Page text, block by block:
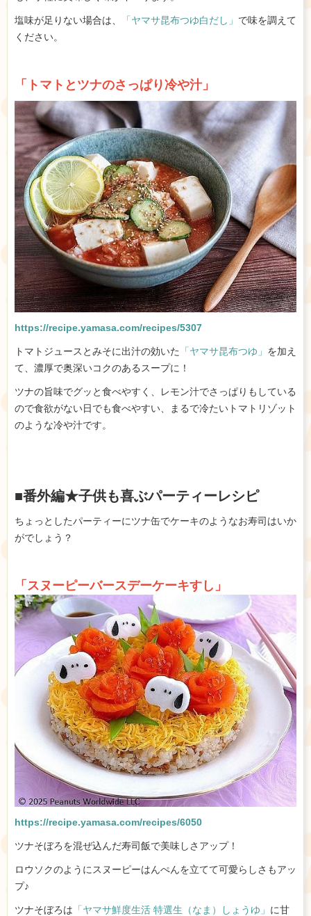
塩味が足りない場合は、 「ヤマサ昆布つゆ白だし」 で味を調えて
ください。
「トマトとツナのさっぱり冷や汁」
https://recipe.yamasa.com/recipes/5307
トマトジュースとみそに出汁の効いた 「ヤマサ昆布つゆ」 を加え
て、濃厚で奥深いコクのあるスープに！
ツナの旨味でグッと食べやすく、レモン汁でさっぱりもしている
ので食欲がない日でも食べやすい、まるで冷たいトマトリゾット
のような冷や汁です。
■番外編★子供も喜ぶパーティーレシピ
ちょっとしたパーティーにツナ缶でケーキのようなお寿司はいか
がでしょう？
「スヌーピーバースデーケーキすし」
https://recipe.yamasa.com/recipes/6050
ツナそぼろを混ぜ込んだ寿司飯で美味しさアップ！
ロウソクのようにスヌーピーはんぺんを立てて可愛らしさもアッ
プ♪
ツナそぼろは 「ヤマサ鮮度生活 特選生（なま）しょうゆ」 に甘